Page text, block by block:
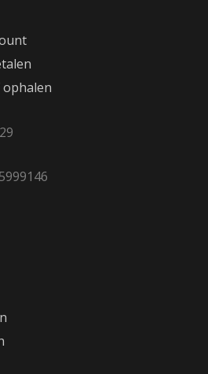
ophalen